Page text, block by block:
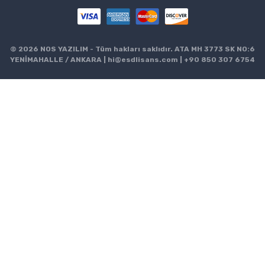
© 2026 NOS YAZILIM - Tüm hakları saklıdır. ATA MH 3773 SK NO:6
YENİMAHALLE / ANKARA | hi@esdlisans.com +90 850 307 6754